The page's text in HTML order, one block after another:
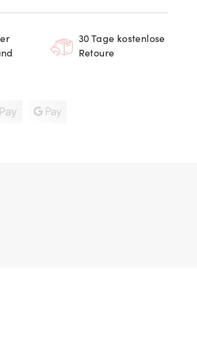
30 Tage kostenlose
Retoure